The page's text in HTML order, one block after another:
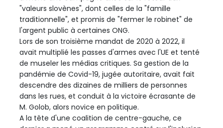
"valeurs slovènes", dont celles de la "famille
traditionnelle", et promis de "fermer le robinet" de
l'argent public à certaines ONG.
Lors de son troisième mandat de 2020 à 2022, il
avait multiplié les passes d'armes avec l'UE et tenté
de museler les médias critiques. Sa gestion de la
pandémie de Covid-19, jugée autoritaire, avait fait
descendre des dizaines de milliers de personnes
dans les rues, et conduit à la victoire écrasante de
M. Golob, alors novice en politique.
A la tête d'une coalition de centre-gauche, ce